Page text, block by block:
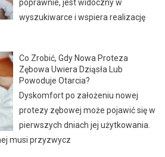
poprawnie, jest widoczny w
wyszukiwarce i wspiera realizację
Co Zrobić, Gdy Nowa Proteza
Zębowa Uwiera Dziąsła Lub
Powoduje Otarcia?
Dyskomfort po założeniu nowej
protezy zębowej może pojawić się w
pierwszych dniach jej użytkowania.
musi przyzwycz